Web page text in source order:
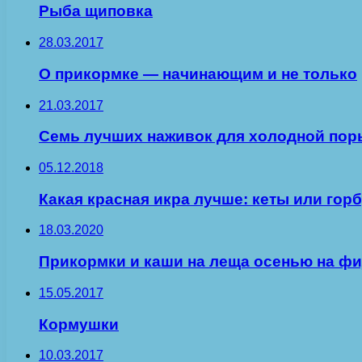
Рыба щиповка
28.03.2017
О прикормке — начинающим и не только
21.03.2017
Семь лучших наживок для холодной
05.12.2018
Какая красная икра лучше: кеты или
18.03.2020
Прикормки и каши на леща осенью на
15.05.2017
Кормушки
10.03.2017